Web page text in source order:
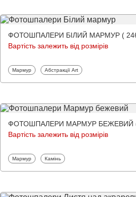
ФОТОШПАЛЕРИ БІЛИЙ МАРМУР (
Вартість залежить від розмірів
Фотошпалери
Мармур Фотошпалери
Абстракції Art
ФОТОШПАЛЕРИ МАРМУР БЕЖЕВИЙ (
Вартість залежить від розмірів
Фотошпалери
Мармур Фотошпалери
Камінь